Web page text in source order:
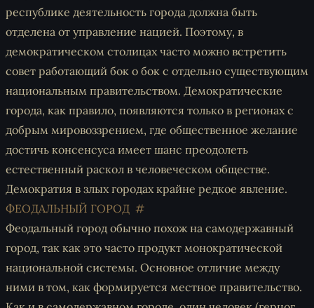
республике деятельность города должна быть
отделена от управление нацией. Поэтому, в
демократическом столицах часто можно встретить
совет работающий бок о бок с отдельно существующим
национальным правительством. Демократические
города, как правило, появляются только в регионах с
добрым мировоззрением, где общественное желание
достичь консенсуса имеет шанс преодолеть
естественный раскол в человеческом обществе.
Демократия в злых городах крайне редкое явление.
ФЕОДАЛЬНЫЙ ГОРОД
Феодальный город обычно похож на самодержавный
город, так как это часто продукт монократической
национальной системы. Основное отличие между
ними в том, как формируется местное правительство.